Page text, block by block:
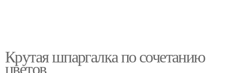
Крутая шпаргалка по сочетанию
цветов